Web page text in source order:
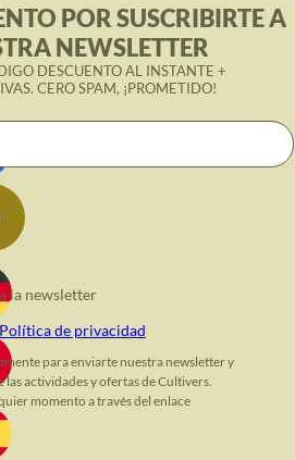
POR SUSCRIBIRTE A
NEWSLETTER
DESCUENTO AL INSTANTE +
CERO SPAM, ¡PROMETIDO!
la newsletter
Política de privacidad
para enviarte nuestra newsletter y
actividades y ofertas de Cultivers.
momento a través del enlace